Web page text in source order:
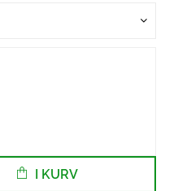
I KURV